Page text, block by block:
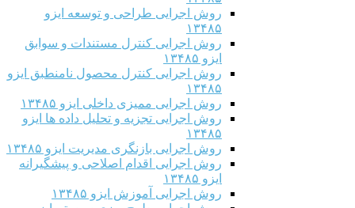
روش اجرایی طراحی و توسعه ایزو
۱۳۴۸۵
روش اجرایی کنترل مستندات و سوابق
ایزو ۱۳۴۸۵
روش اجرایی کنترل محصول نامنطبق ایزو
۱۳۴۸۵
روش اجرایی ممیزی داخلی ایزو ۱۳۴۸۵
روش اجرایی تجزیه و تحلیل داده ها ایزو
۱۳۴۸۵
روش اجرایی بازنگری مدیریت ایزو ۱۳۴۸۵
روش اجرایی اقدام اصلاحی و پیشگیرانه
ایزو ۱۳۴۸۵
روش اجرایی آموزش ایزو ۱۳۴۸۵